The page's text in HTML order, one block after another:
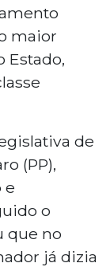
maior
Estado,
de
(PP),
e
o
que no
já dizia